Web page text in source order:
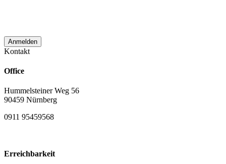
Kontakt
Office
Hummelsteiner Weg 56
90459 Nürnberg
0911 95459568
Erreichbarkeit